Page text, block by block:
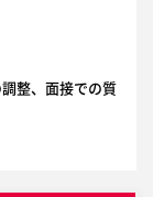
整、面接での質